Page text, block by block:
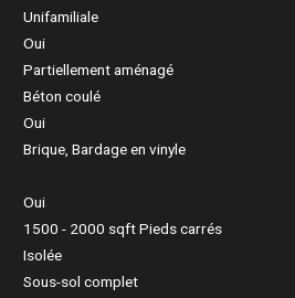
Unifamiliale
Oui
Partiellement aménagé
Béton coulé
Oui
Brique, Bardage en vinyle
Oui
1500 - 2000 sqft Pieds carrés
Isolée
Sous-sol complet